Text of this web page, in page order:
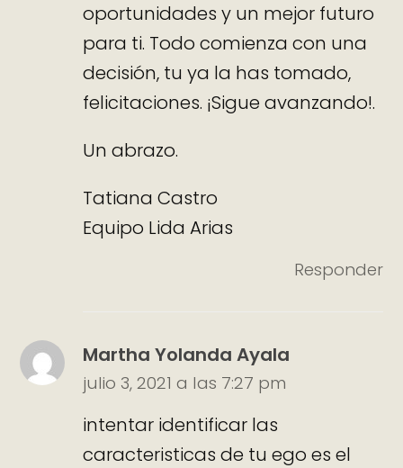
oportunidades y un mejor futuro
para ti. Todo comienza con una
decisión, tu ya la has tomado,
felicitaciones. ¡Sigue avanzando!.
Un abrazo.
Tatiana Castro
Equipo Lida Arias
Responder
Martha Yolanda Ayala
julio 3, 2021 a las 7:27 pm
intentar identificar las
caracteristicas de tu ego es el